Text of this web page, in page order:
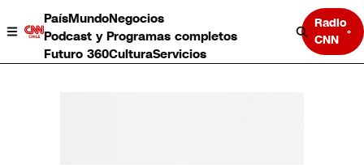
PaísMundoNegocios
Podcast y Programas completos
Futuro 360CulturaServicios
Radio
CNN